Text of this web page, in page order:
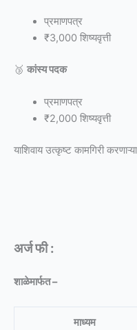
प्रमाणपत्र
₹3,000 शिष्यवृत्ती
🥉 कांस्य पदक
प्रमाणपत्र
₹2,000 शिष्यवृत्ती
याशिवाय उत्कृष्ट कामगिरी
अर्ज फी :
शाळेमार्फत –
माध्यम